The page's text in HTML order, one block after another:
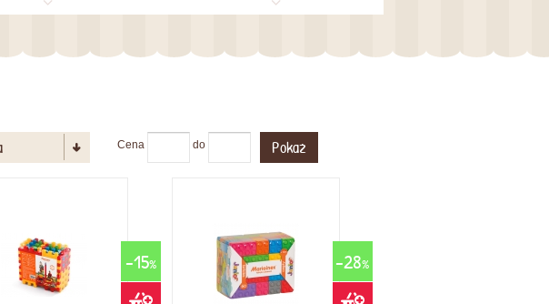
Cena do Pokaż
-15% -28%